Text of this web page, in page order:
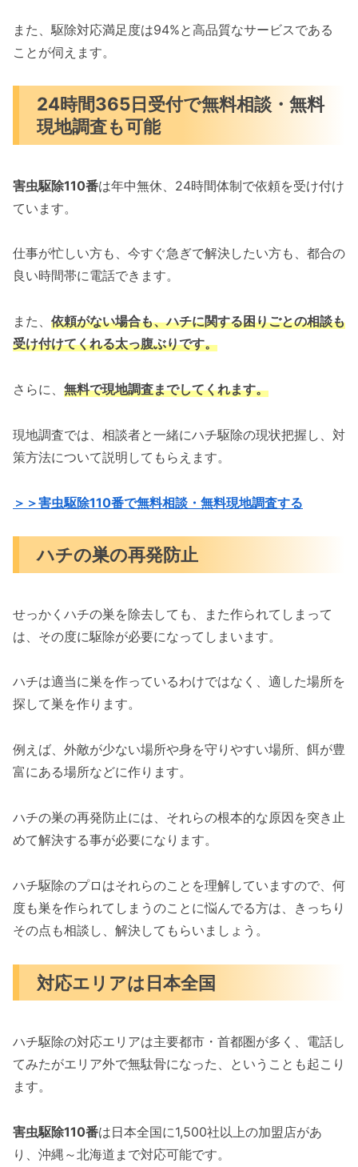
また、駆除対応満足度は94%と高品質なサービスである
ことが伺えます。
24時間365日受付で無料相談・無料
現地調査も可能
害虫駆除110番は年中無休、24時間体制で依頼を受け付け
ています。
仕事が忙しい方も、今すぐ急ぎで解決したい方も、都合の
良い時間帯に電話できます。
また、 依頼がない場合も、ハチに関する困りごとの相談も
受け付けてくれる太っ腹ぶりです。
さらに、 無料で現地調査までしてくれます。
現地調査では、相談者と一緒にハチ駆除の現状把握し、対
策方法について説明してもらえます。
＞＞害虫駆除110番で無料相談・無料現地調査する
ハチの巣の再発防止
せっかくハチの巣を除去しても、また作られてしまって
は、その度に駆除が必要になってしまいます。
ハチは適当に巣を作っているわけではなく、適した場所を
探して巣を作ります。
例えば、外敵が少ない場所や身を守りやすい場所、餌が豊
富にある場所などに作ります。
ハチの巣の再発防止には、それらの根本的な原因を突き止
めて解決する事が必要になります。
ハチ駆除のプロはそれらのことを理解していますので、何
度も巣を作られてしまうのことに悩んでる方は、きっちり
その点も相談し、解決してもらいましょう。
対応エリアは日本全国
ハチ駆除の対応エリアは主要都市・首都圏が多く、電話し
てみたがエリア外で無駄骨になった、ということも起こり
ます。
害虫駆除110番は日本全国に1,500社以上の加盟店があ
り、沖縄～北海道まで対応可能です。